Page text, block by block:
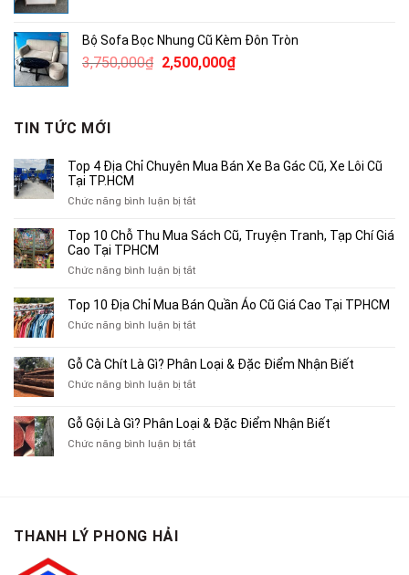
490,000₫.là:
300,000₫.
Bộ Sofa Bọc Nhung Cũ Kèm Đôn Tròn
3,750,000₫ Giá
2,500,000₫Giá
TIN TỨC MỚI
Top 4 Địa Chỉ Chuyên Mua Bán Xe Ba Gác Cũ, Xe Lôi Cũ
Tại TP.HCM
Chức năng bình luận bị tắtở
4
Chuyên
Bán
Xe
Cũ,
Xe
Cũ
TP.HCM
Top 10 Chỗ Thu Mua Sách Cũ, Truyện Tranh, Tạp Chí Giá
Cao Tại TPHCM
Chức năng bình luận bị tắtở
10
Thu
Sách
Tạp
Chí
Top 10 Địa Chỉ Mua Bán Quần Áo Cũ Giá Cao Tại TPHCM
Chức năng bình luận bị tắtở
Địa
Chỉ
Bán
Áo
Gỗ Cà Chít Là Gì? Phân Loại & Đặc Điểm Nhận Biết
Chức năng bình luận bị tắtở
Chít
Là
Gỗ Gội Là Gì? Phân Loại & Đặc Điểm Nhận Biết
Chức năng bình luận bị tắtở
THANH LÝ PHONG HẢI